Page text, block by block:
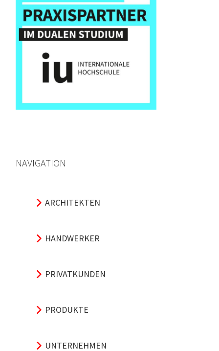
NAVIGATION
ARCHITEKTEN
HANDWERKER
PRIVATKUNDEN
PRODUKTE
UNTERNEHMEN